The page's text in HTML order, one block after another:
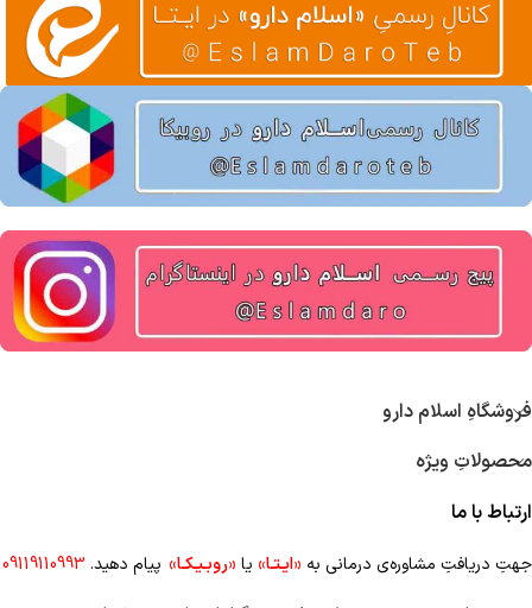
فروشگاهِ اسلام دارو
محصولاتِ ویژه
ارتباط با ما
جهتِ دریافتِ مشاوره‌ی درمانی به «ایـتـا» یا «روبـیـکـا» پیام دهید. 09119110993